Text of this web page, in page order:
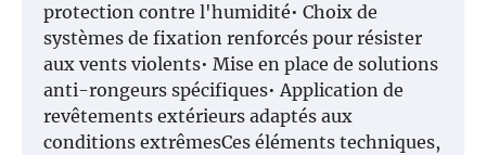
protection contre l'humidité• Choix de
systèmes de fixation renforcés pour résister
aux vents violents• Mise en place de solutions
anti-rongeurs spécifiques• Application de
revêtements extérieurs adaptés aux
conditions extrêmesCes éléments techniques,